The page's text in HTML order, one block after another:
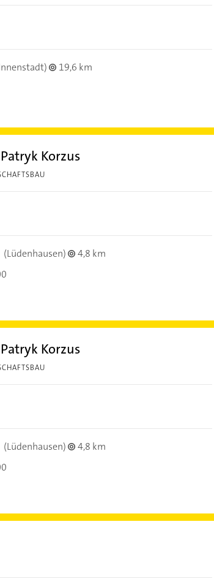
19,6 km
Korzus
(Lüdenhausen)
4,8 km
Korzus
(Lüdenhausen)
4,8 km